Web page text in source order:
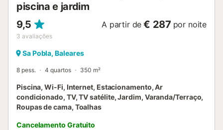
piscina e jardim
9,5
3 avaliações
A partir de € 287 por noite
Sa Pobla, Baleares
8 pess. 4 quartos 350 m²
Piscina, Wi-Fi, Internet, Estacionamento, Ar
condicionado, TV, TV satélite, Jardim, Varanda/Terraço,
Roupas de cama, Toalhas
Cancelamento Gratuito